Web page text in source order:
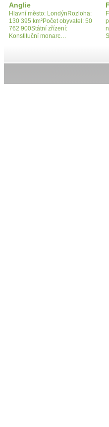
Anglie
Hlavní město: LondýnRozloha:
130 395 km²Počet obyvatel: 50
762 900Státní zřízení:
Konstituční monarc…
F